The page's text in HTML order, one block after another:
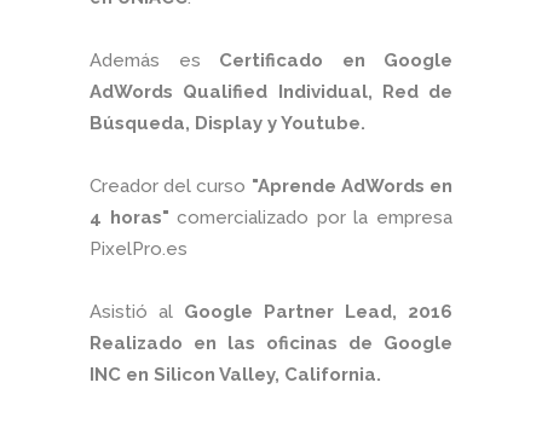
Además es Certificado en Google
AdWords Qualified Individual, Red de
Búsqueda, Display y Youtube.
Creador del curso "Aprende AdWords en
4 horas" comercializado por la empresa
PixelPro.es
Asistió al Google Partner Lead, 2016
Realizado en las oficinas de Google
INC en Silicon Valley, California.